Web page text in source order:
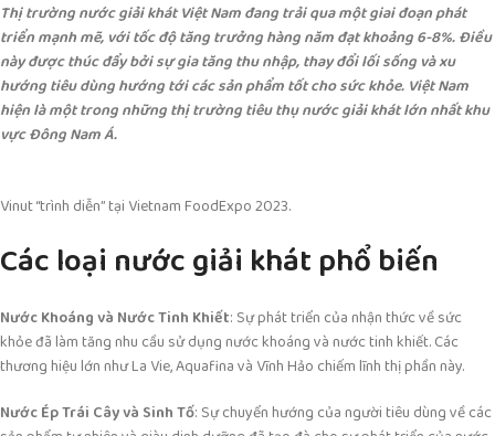
Thị trường nước giải khát Việt Nam đang trải qua một giai đoạn phát
triển mạnh mẽ, với tốc độ tăng trưởng hàng năm đạt khoảng 6-8%. Điều
này được thúc đẩy bởi sự gia tăng thu nhập, thay đổi lối sống và xu
hướng tiêu dùng hướng tới các sản phẩm tốt cho sức khỏe. Việt Nam
hiện là một trong những thị trường tiêu thụ nước giải khát lớn nhất khu
vực Đông Nam Á.
Vinut “trình diễn” tại Vietnam FoodExpo 2023.
Các loại nước giải khát phổ biến
Nước Khoáng và Nước Tinh Khiết: Sự phát triển của nhận thức về sức
khỏe đã làm tăng nhu cầu sử dụng nước khoáng và nước tinh khiết. Các
thương hiệu lớn như La Vie, Aquafina và Vĩnh Hảo chiếm lĩnh thị phần này.
Nước Ép Trái Cây và Sinh Tố: Sự chuyển hướng của người tiêu dùng về các